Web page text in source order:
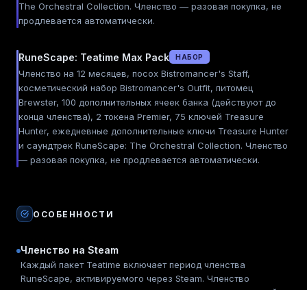
The Orchestral Collection. Членство — разовая покупка, не
продлевается автоматически.
RuneScape: Teatime Max Pack НАБОР
Членство на 12 месяцев, посох Bistromancer's Staff,
косметический набор Bistromancer's Outfit, питомец
Brewster, 100 дополнительных ячеек банка (действуют до
конца членства), 2 токена Premier, 75 ключей Treasure
Hunter, ежедневные дополнительные ключи Treasure Hunter
и саундтрек RuneScape: The Orchestral Collection. Членство
— разовая покупка, не продлевается автоматически.
ОСОБЕННОСТИ
Членство на Steam
Каждый пакет Teatime включает период членства
RuneScape, активируемого через Steam. Членство